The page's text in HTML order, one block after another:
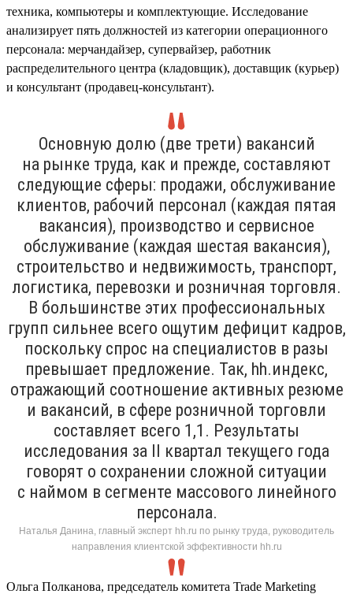
техника, компьютеры и комплектующие. Исследование
анализирует пять должностей из категории операционного
персонала: мерчандайзер, супервайзер, работник
распределительного центра (кладовщик), доставщик (курьер)
и консультант (продавец-консультант).
Основную долю (две трети) вакансий
на рынке труда, как и прежде, составляют
следующие сферы: продажи, обслуживание
клиентов, рабочий персонал (каждая пятая
вакансия), производство и сервисное
обслуживание (каждая шестая вакансия),
строительство и недвижимость, транспорт,
логистика, перевозки и розничная торговля.
В большинстве этих профессиональных
групп сильнее всего ощутим дефицит кадров,
поскольку спрос на специалистов в разы
превышает предложение. Так, hh.индекс,
отражающий соотношение активных резюме
и вакансий, в сфере розничной торговли
составляет всего 1,1. Результаты
исследования за II квартал текущего года
говорят о сохранении сложной ситуации
с наймом в сегменте массового линейного
персонала.
Наталья Данина, главный эксперт hh.ru по рынку труда, руководитель
направления клиентской эффективности hh.ru
Ольга Полканова, председатель комитета Trade Marketing